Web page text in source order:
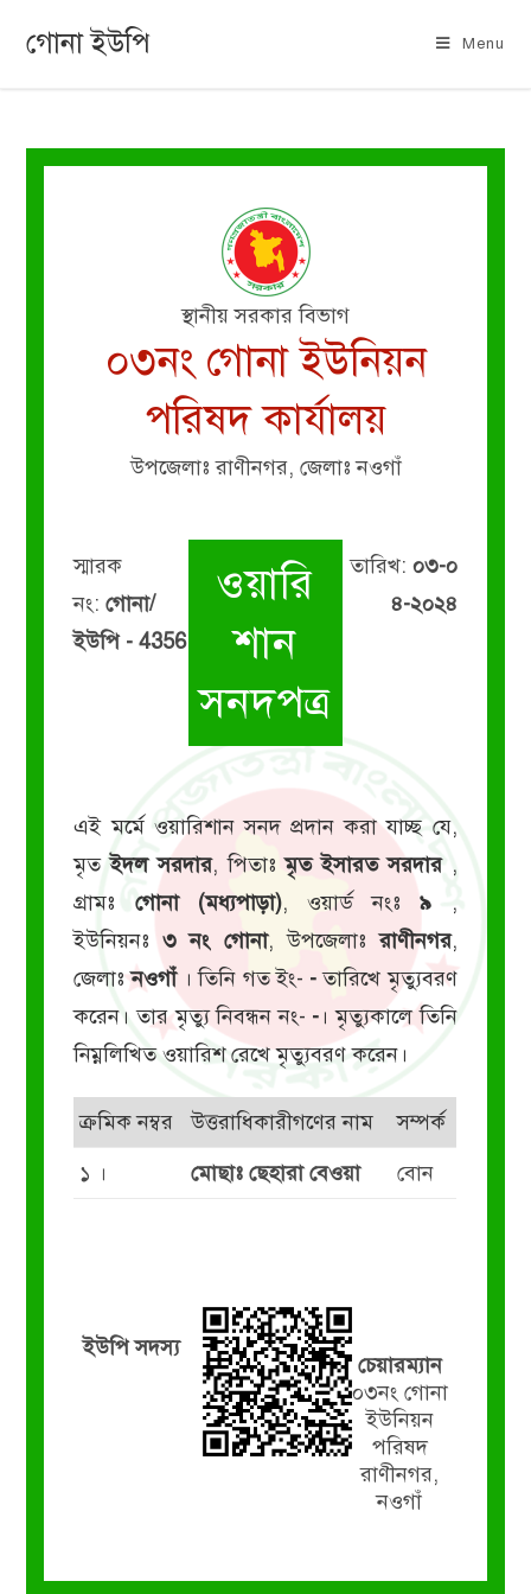
গোনা ইউপি Menu
স্থানীয় সরকার বিভাগ
০৩নং গোনা ইউনিয়ন
পরিষদ কার্যালয়
উপজেলাঃ রাণীনগর, জেলাঃ নওগাঁ
স্মারক
নং:গোনা/
ইউপি - 4356
ওয়ারি
শান
সনদপত্র
তারিখ: ০৩-০
৪-২০২৪
এই মর্মে ওয়ারিশান সনদ প্রদান করা যাচ্ছ যে,
মৃতইদল সরদার, পিতাঃমৃত ইসারত সরদার,
গ্রামঃ গোনা (মধ্যপাড়া), ওয়ার্ড নংঃ৯
,
ইউনিয়নঃ৩ নং গোনা, উপজেলাঃরাণীনগর,
জেলাঃনওগাঁ। তিনি গত ইং- -তারিখে মৃত্যুবরণ
করেন। তার মৃত্যু নিবন্ধন নং- - । মৃত্যুকালে তিনি
নিম্নলিখিত ওয়ারিশ রেখে মৃত্যুবরণ করেন।
ক্রমিক নম্বর উত্তরাধিকারীগণের নাম
সম্পর্ক
১ ।
মোছাঃ ছেহারা বেওয়া বোন
ইউপি সদস্য
চেয়ারম্যান
০৩নং গোনা
ইউনিয়ন
পরিষদ
রাণীনগর,
নওগাঁ